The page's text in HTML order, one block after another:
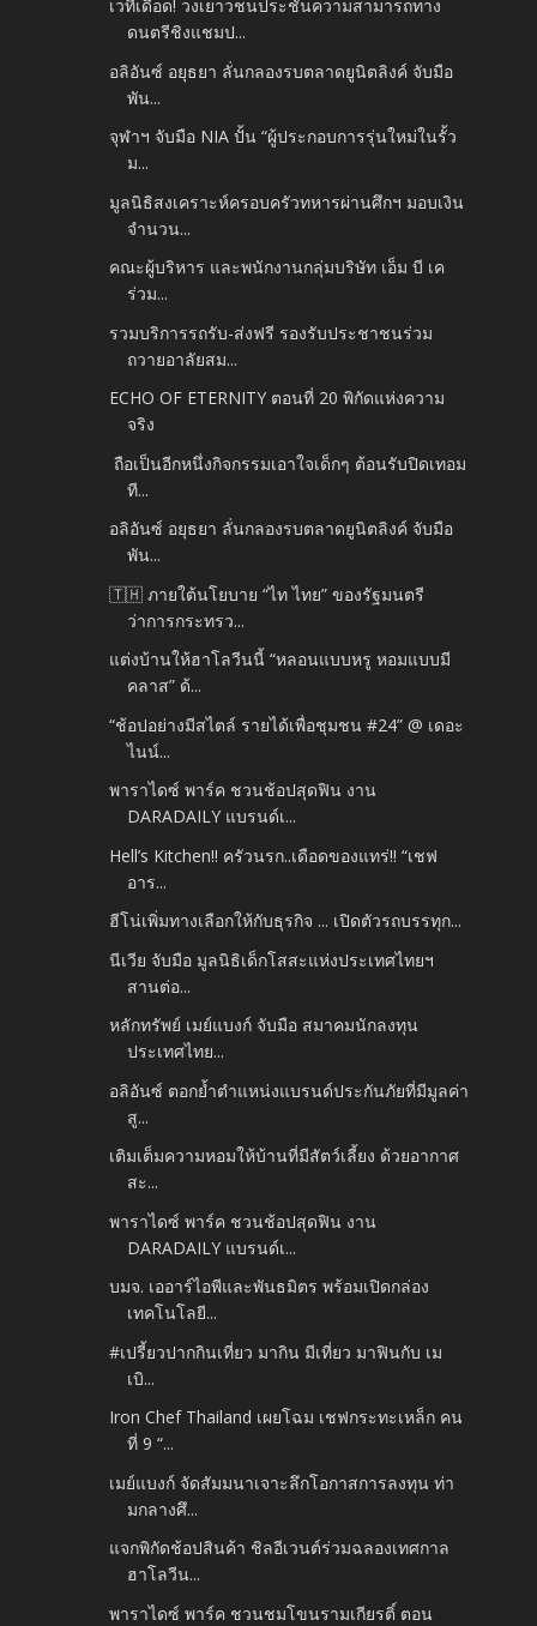
เวทีเดือด! วงเยาวชนประชันความสามารถทาง
ดนตรีชิงแชมป...
อลิอันซ์ อยุธยา ลั่นกลองรบตลาดยูนิตลิงค์ จับมือ
พัน...
จุฬาฯ จับมือ NIA ปั้น “ผู้ประกอบการรุ่นใหม่ในรั้ว
ม...
มูลนิธิสงเคราะห์ครอบครัวทหารผ่านศึกฯ มอบเงิน
จำนวน...
คณะผู้บริหาร และพนักงานกลุ่มบริษัท เอ็ม บี เค
ร่วม...
รวมบริการรถรับ-ส่งฟรี รองรับประชาชนร่วม
ถวายอาลัยสม...
ECHO OF ETERNITY ตอนที่ 20 พิกัดแห่งความ
จริง
ถือเป็นอีกหนึ่งกิจกรรมเอาใจเด็กๆ ต้อนรับปิดเทอม
ที...
อลิอันซ์ อยุธยา ลั่นกลองรบตลาดยูนิตลิงค์ จับมือ
พัน...
🇹🇭 ภายใต้นโยบาย “ไท ไทย” ของรัฐมนตรี
ว่าการกระทรว...
แต่งบ้านให้ฮาโลวีนนี้ “หลอนแบบหรู หอมแบบมี
คลาส” ด้...
“ช้อปอย่างมีสไตล์ รายได้เพื่อชุมชน #24” @ เดอะ
ไนน์...
พาราไดซ์ พาร์ค ชวนช้อปสุดฟิน งาน
DARADAILY แบรนด์เ...
Hell’s Kitchen!! ครัวนรก..เดือดของแทร่!! “เชฟ
อาร...
ฮีโน่เพิ่มทางเลือกให้กับธุรกิจ ... เปิดตัวรถบรรทุก...
นีเวีย จับมือ มูลนิธิเด็กโสสะแห่งประเทศไทยฯ
สานต่อ...
หลักทรัพย์ เมย์แบงก์ จับมือ สมาคมนักลงทุน
ประเทศไทย...
อลิอันซ์ ตอกย้ำตำแหน่งแบรนด์ประกันภัยที่มีมูลค่า
สู...
เติมเต็มความหอมให้บ้านที่มีสัตว์เลี้ยง ด้วยอากาศ
สะ...
พาราไดซ์ พาร์ค ชวนช้อปสุดฟิน งาน
DARADAILY แบรนด์เ...
บมจ. เออาร์ไอพีและพันธมิตร พร้อมเปิดกล่อง
เทคโนโลยี...
#เปรี้ยวปากกินเที่ยว มากิน มีเที่ยว มาฟินกับ เม
เบิ...
Iron Chef Thailand เผยโฉม เชฟกระทะเหล็ก คน
ที่ 9 “...
เมย์แบงก์ จัดสัมมนาเจาะลึกโอกาสการลงทุน ท่า
มกลางศึ...
แจกพิกัดช้อปสินค้า ชิลอีเวนต์ร่วมฉลองเทศกาล
ฮาโลวีน...
พาราไดซ์ พาร์ค ชวนชมโขนรามเกียรติ์ ตอน